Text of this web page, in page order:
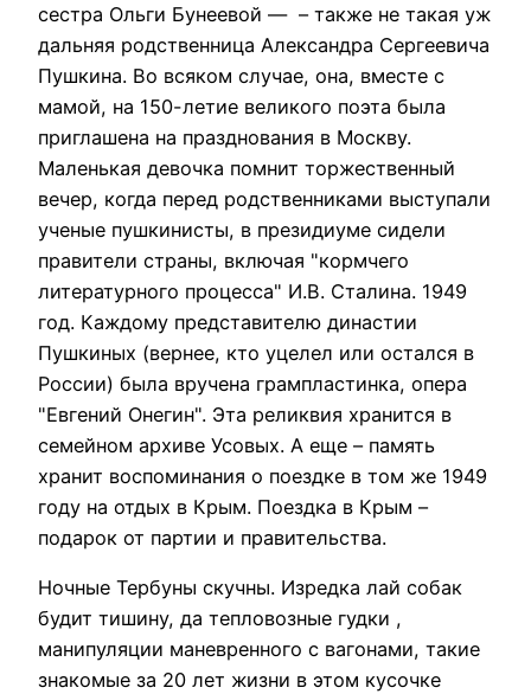
сестра Ольги Бунеевой — – также не такая уж
дальняя родственница Александра Сергеевича
Пушкина. Во всяком случае, она, вместе с
мамой, на 150-летие великого поэта была
приглашена на празднования в Москву.
Маленькая девочка помнит торжественный
вечер, когда перед родственниками выступали
ученые пушкинисты, в президиуме сидели
правители страны, включая "кормчего
литературного процесса" И.В. Сталина. 1949
год. Каждому представителю династии
Пушкиных (вернее, кто уцелел или остался в
России) была вручена грампластинка, опера
"Евгений Онегин". Эта реликвия хранится в
семейном архиве Усовых. А еще – память
хранит воспоминания о поездке в том же 1949
году на отдых в Крым. Поездка в Крым –
подарок от партии и правительства.
Ночные Тербуны скучны. Изредка лай собак
будит тишину, да тепловозные гудки ,
манипуляции маневренного с вагонами, такие
знакомые за 20 лет жизни в этом кусочке